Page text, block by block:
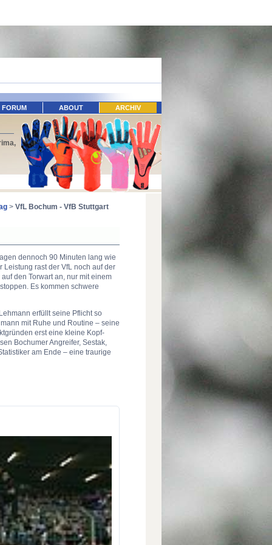
FORUM ABOUT ARCHIV
> VfL Bochum - VfB Stuttgart
dennoch 90 Minuten lang wie
Leistung rast der VfL noch auf der
den Torwart an, nur mit einem
Es kommen schwere
erfüllt seine Pflicht so
mit Ruhe und Routine – seine
erst eine kleine Kopf-
Bochumer Angreifer, Sestak,
am Ende ­– eine traurige